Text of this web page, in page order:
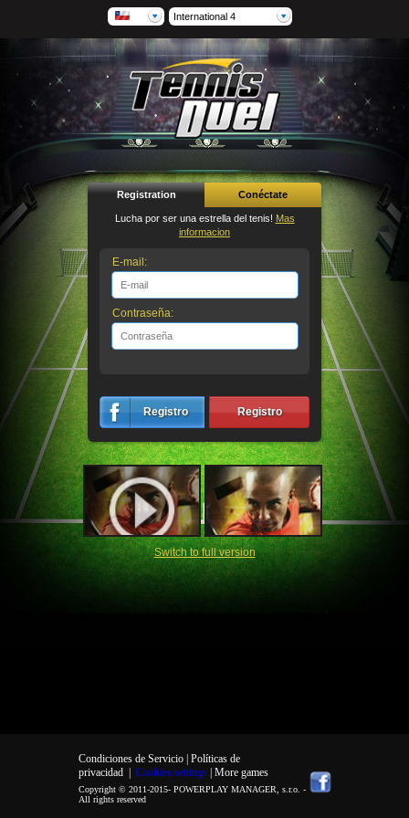
International 4
Registration Conéctate
Lucha por ser una estrella del tenis! Mas
informacion
E-mail:
Contraseña:
Registro Registro
Switch to full version
Condiciones de Servicio | Políticas de
privacidad| Cookies settings | More games
Copyright © 2011-2015- POWERPLAY MANAGER, s.r.o. -
All rights reserved